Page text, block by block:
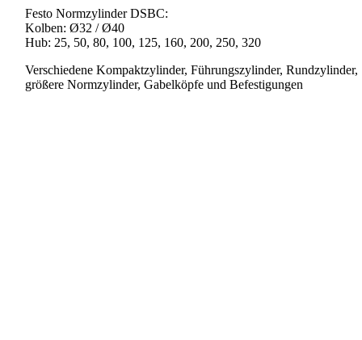
Festo Normzylinder DSBC:
Kolben: Ø32 / Ø40
Hub: 25, 50, 80, 100, 125, 160, 200, 250, 320
Verschiedene Kompaktzylinder, Führungszylinder, Rundzylinder,
größere Normzylinder, Gabelköpfe und Befestigungen